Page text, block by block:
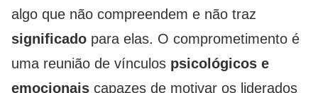
algo que não compreendem e não traz
significado para elas. O comprometimento é
uma reunião de vínculos psicológicos e
emocionais capazes de motivar os liderados